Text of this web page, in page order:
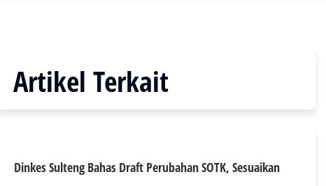
Artikel Terkait
Dinkes Sulteng Bahas Draft Perubahan SOTK, Sesuaikan